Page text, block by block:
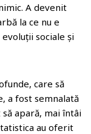
A devenit
la ce nu e
sociale și
care să
a fost semnalată
apară, mai întâi
au oferit